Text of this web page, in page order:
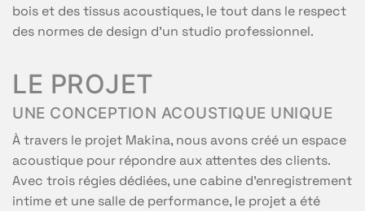
bois et des tissus acoustiques, le tout dans le respect
des normes de design d’un studio professionnel.
LE PROJET
UNE CONCEPTION ACOUSTIQUE UNIQUE
À travers le projet Makina, nous avons créé un espace
acoustique pour répondre aux attentes des clients.
Avec trois régies dédiées, une cabine d’enregistrement
intime et une salle de performance, le projet a été